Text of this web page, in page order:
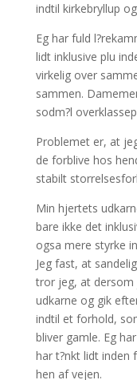
indtil kirkebryllup
Eg har fuld
lidt inklusive plu
virkelig over
sammen.
sodm?l
Problemet er, at
de forblive hos
stabilt
Min hjertets
bare ikke det
ogsa mere styrke
Jeg fast, at
tror jeg, at dersom
udkarne og gik
indtil et forhold,
bliver gamle. Eg
har t?nkt lidt inden
hen af vejen.